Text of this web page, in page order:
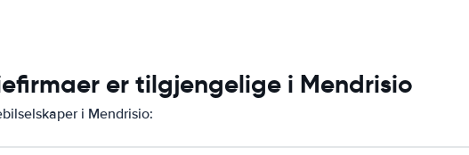
er tilgjengelige i Mendrisio
i Mendrisio: